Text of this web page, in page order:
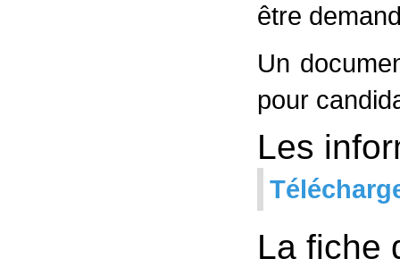
être
Un
pour
Les
La fiche